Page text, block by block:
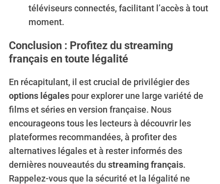
téléviseurs connectés, facilitant l’accès à tout
moment.
Conclusion : Profitez du streaming
français en toute légalité
En récapitulant, il est crucial de privilégier des
options légalespour explorer une large variété de
films et séries en version française. Nous
encourageons tous les lecteurs à découvrir les
plateformes recommandées, à profiter des
alternatives légales et à rester informés des
dernières nouveautés du streaming français.
Rappelez-vous que la sécurité et la légalité ne